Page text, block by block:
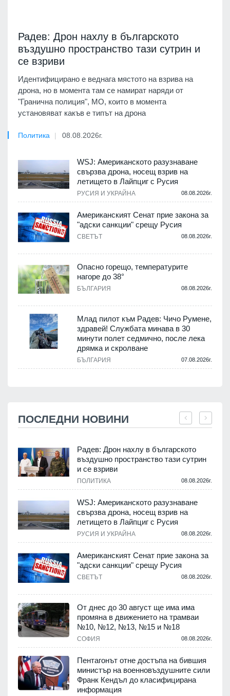
Радев: Дрон нахлу в българското
въздушно пространство тази сутрин и
се взриви
Идентифицирано е веднага мястото на взрива на
дрона, но в момента там се намират наряди от
"Гранична полиция", МО, които в момента
установяват какъв е типът на дрона
Политика 08.08.2026г.
WSJ: Американското разузнаване
свързва дрона, носещ взрив на
летището в Лайпциг с Русия
РУСИЯ И УКРАЙНА 08.08.2026г.
Американският Сенат прие закона за
"адски санкции" срещу Русия
СВЕТЪТ 08.08.2026г.
Опасно горещо, температурите
нагоре до 38°
БЪЛГАРИЯ 08.08.2026г.
Млад пилот към Радев: Чичо Румене,
здравей! Службата минава в 30
минути полет седмично, после лека
дрямка и скролване
БЪЛГАРИЯ 07.08.2026г.
ПОСЛЕДНИ НОВИНИ
Радев: Дрон нахлу в българското
въздушно пространство тази сутрин
и се взриви
ПОЛИТИКА 08.08.2026г.
WSJ: Американското разузнаване
свързва дрона, носещ взрив на
летището в Лайпциг с Русия
РУСИЯ И УКРАЙНА 08.08.2026г.
Американският Сенат прие закона за
"адски санкции" срещу Русия
СВЕТЪТ 08.08.2026г.
От днес до 30 август ще има има
промяна в движението на трамваи
№10, №12, №13, №15 и №18
СОФИЯ 08.08.2026г.
Пентагонът отне достъпа на бившия
министър на военновъздушните сили
Франк Кендъл до класифицирана
информация